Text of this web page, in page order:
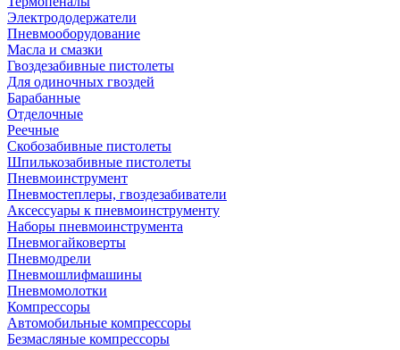
Электрододержатели
Пневмооборудование
Масла и смазки
Гвоздезабивные пистолеты
Для одиночных гвоздей
Барабанные
Отделочные
Реечные
Скобозабивные пистолеты
Шпилькозабивные пистолеты
Пневмоинструмент
Пневмостеплеры, гвоздезабиватели
Аксессуары к пневмоинструменту
Наборы пневмоинструмента
Пневмогайковерты
Пневмодрели
Пневмошлифмашины
Пневмомолотки
Компрессоры
Автомобильные компрессоры
Безмасляные компрессоры